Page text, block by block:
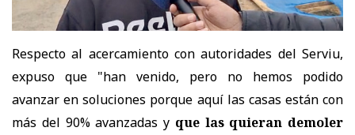
Respecto al acercamiento con autoridades del Serviu,
expuso que "han venido, pero no hemos podido
avanzar en soluciones porque aquí las casas están con
más del 90% avanzadas y que las quieran demoler